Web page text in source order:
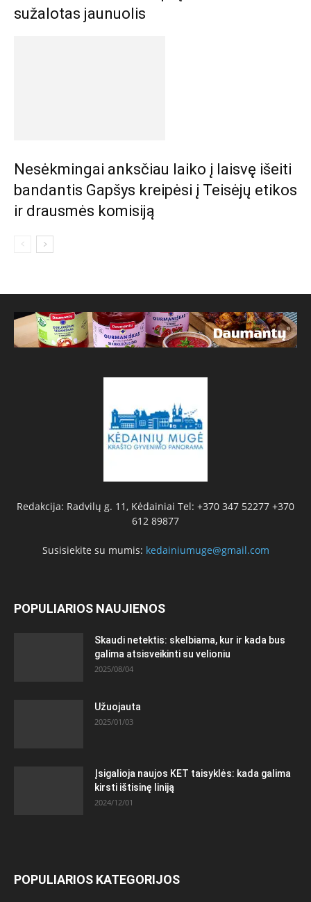
sužalotas jaunuolis
Nesėkmingai anksčiau laiko į laisvę išeiti
bandantis Gapšys kreipėsi į Teisėjų etikos
ir drausmės komisiją
Redakcija: Radvilų g. 11, Kėdainiai Tel: +370 347 52277 +370
612 89877
Susisiekite su mumis: kedainiumuge@gmail.com
POPULIARIOS NAUJIENOS
Skaudi netektis: skelbiama, kur ir kada bus
galima atsisveikinti su velioniu
2025/08/04
Užuojauta
2025/01/03
Įsigalioja naujos KET taisyklės: kada galima
kirsti ištisinę liniją
2024/12/01
POPULIARIOS KATEGORIJOS